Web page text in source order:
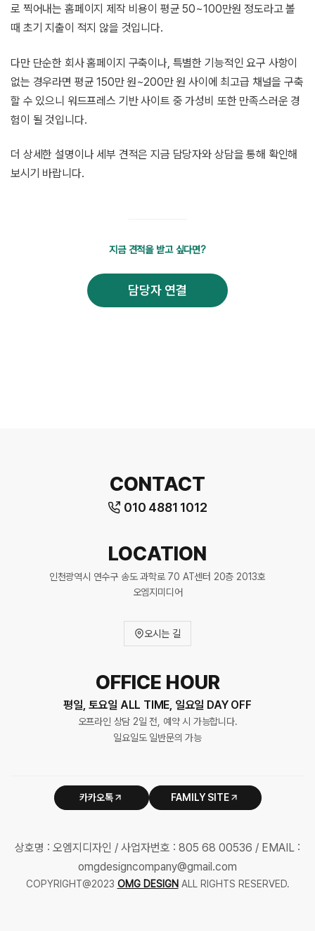
로 찍어내는 홈페이지 제작 비용이 평균 50~100만원 정도라고 볼
때 초기 지출이 적지 않을 것입니다.
다만 단순한 회사 홈페이지 구축이나, 특별한 기능적인 요구 사항이
없는 경우라면 평균 150만 원~200만 원 사이에 최고급 채널을 구축
할 수 있으니 워드프레스 기반 사이트 중 가성비 또한 만족스러운 경
험이 될 것입니다.
더 상세한 설명이나 세부 견적은 지금 담당자와 상담을 통해 확인해
보시기 바랍니다.
지금 견적을 받고 싶다면?
담당자 연결
CONTACT
010 4881 1012
LOCATION
인천광역시 연수구 송도 과학로 70 AT센터 20층 2013호
오엠지미디어
오시는 길
OFFICE HOUR
평일, 토요일 ALL TIME, 일요일 DAY OFF
오프라인 상담 2일 전, 예약 시 가능합니다.
일요일도 일반문의 가능
카카오톡 FAMILY SITE
상호명 : 오엠지디자인 / 사업자번호 : 805 68 00536 / EMAIL :
omgdesigncompany@gmail.com
COPYRIGHT@2023 OMG DESIGN ALL RIGHTS RESERVED.